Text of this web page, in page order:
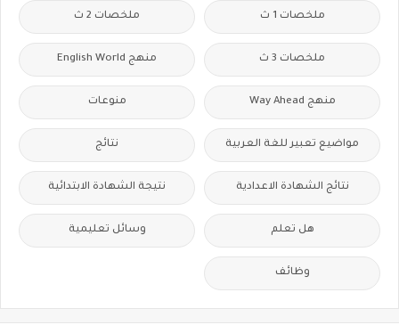
ملخصات 1 ث ملخصات 2 ث
ملخصات 3 ث منهج English World
منهج Way Ahead منوعات
مواضيع تعبير للغة العربية نتائج
نتائج الشهادة الاعدادية نتيجة الشهادة الابتدائية
هل تعلم وسائل تعليمية
وظائف